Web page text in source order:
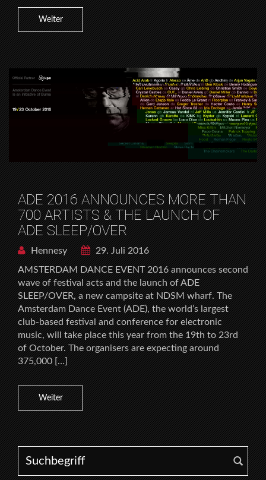
Weiter
ADE 2016 ANNOUNCES MORE THAN
700 ARTISTS & THE LAUNCH OF
ADE SLEEP/OVER
Hennesy
29. Juli 2016
AMSTERDAM DANCE EVENT 2016 announces second
wave of festival acts and the launch of ADE
SLEEP/OVER, a new campsite at NDSM wharf. The
Amsterdam Dance Event (ADE), the world’s largest
club-based festival and conference for electronic
music, will take place this year from the 19th to 23rd
of October. The organisers are expecting around
375,000 […]
Weiter
Search for: